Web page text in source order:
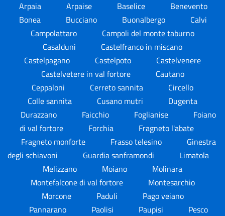
Arpaia
Arpaise Baselice
Benevento
Bonea
Bucciano Buonalbergo
Calvi
Campolattaro
Campoli del monte taburno
Casalduni
Castelfranco in miscano
Castelpagano
Castelpoto
Castelvenere
Castelvetere in val fortore
Cautano
Ceppaloni
Cerreto sannita
Circello
Colle sannita
Cusano mutri
Dugenta
Durazzano
Faicchio Foglianise
Foiano
di val fortore
Forchia
Fragneto l'abate
Fragneto monforte
Frasso telesino
Ginestra
degli schiavoni
Guardia sanframondi
Limatola
Melizzano
Moiano
Molinara
Montefalcone di val fortore
Montesarchio
Morcone
Paduli
Pago veiano
Pannarano
Paolisi Paupisi
Pesco